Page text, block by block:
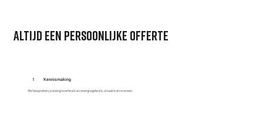
1 Kennismaking
We bespreken je energieverbruik en energiegebruik, situatie en wensen.
altijd een persoonlijke offerte